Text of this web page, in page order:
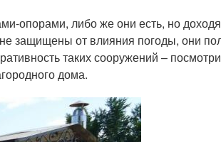
опорами, либо же они есть, но
защищены от влияния погоды, они
таких сооружений –
дома.